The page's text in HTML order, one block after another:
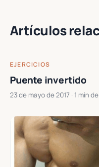
Artículos
EJERCICIOS
Puente invertido
23 de mayo de 2017 · 1 min